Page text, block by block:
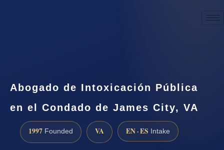
Abogado de Intoxicación Pública
en el Condado de James City, VA
1997 Founded VA EN · ES Intake